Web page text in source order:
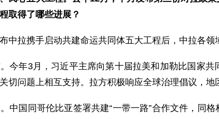
取得了哪些进展？
中拉携手启动共建命运共同体五大工程后，中拉各
今年3月，习近平主席向第十届拉美和加勒比国家
切问题上相互支持。拉方积极响应全球治理倡议，地
中国同哥伦比亚签署共建“一带一路”合作文件，同